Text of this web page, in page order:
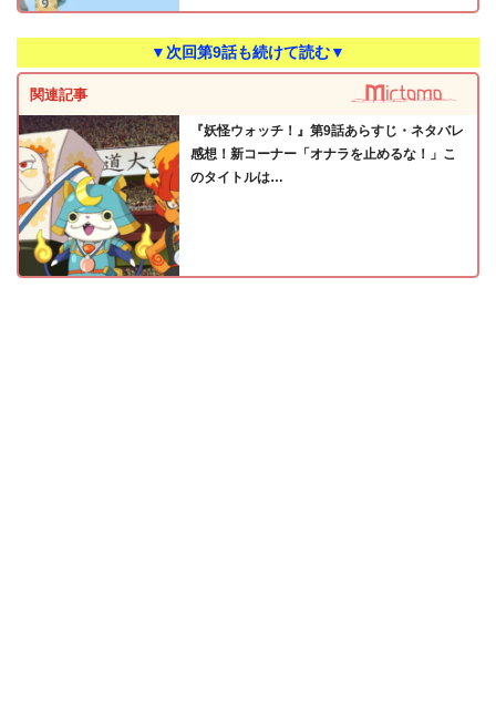
▼次回第9話も続けて読む▼
関連記事
『妖怪ウォッチ！』第9話あらすじ・ネタバレ
感想！新コーナー「オナラを止めるな！」こ
のタイトルは…